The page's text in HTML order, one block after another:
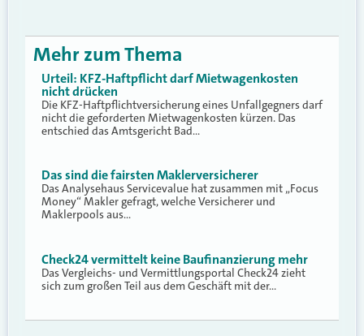
Mehr zum Thema
Urteil: KFZ-Haftpflicht darf Mietwagenkosten
nicht drücken
Die KFZ-Haftpflichtversicherung eines Unfallgegners darf
nicht die geforderten Mietwagenkosten kürzen. Das
entschied das Amtsgericht Bad…
Das sind die fairsten Maklerversicherer
Das Analysehaus Servicevalue hat zusammen mit „Focus
Money“ Makler gefragt, welche Versicherer und
Maklerpools aus…
Check24 vermittelt keine Baufinanzierung mehr
Das Vergleichs- und Vermittlungsportal Check24 zieht
sich zum großen Teil aus dem Geschäft mit der…